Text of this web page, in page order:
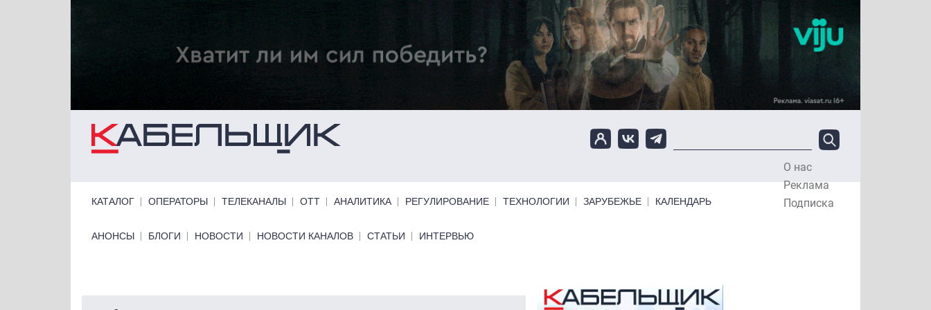
Перейти к основному содержанию
О нас
Реклама
Подписка
КАТАЛОГ ОПЕРАТОРЫ ТЕЛЕКАНАЛЫ ОТТ АНАЛИТИКА РЕГУЛИРОВАНИЕ ТЕХНОЛОГИИ ЗАРУБЕЖЬЕ КАЛЕНДАРЬ
Primary links bottom
АНОНСЫ БЛОГИ НОВОСТИ НОВОСТИ КАНАЛОВ СТАТЬИ ИНТЕРВЬЮ